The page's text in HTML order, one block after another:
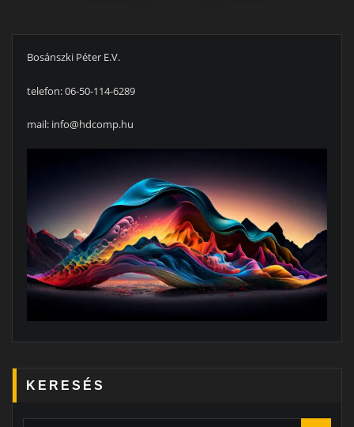
Bosánszki Péter E.V.
telefon: 06-50-114-6289
mail: info@hdcomp.hu
KERESÉS